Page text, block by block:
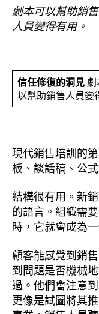
劇本可以幫助銷
人員變得有用。
信任修復的洞見
以幫助銷售人員變
現代銷售培訓的
板、談話稿、公
結構很有用。新
的語言。組織需
時，它就會成為
顧客能感覺到銷
到問題是否機械
過。他們會注意
更像是試圖將其